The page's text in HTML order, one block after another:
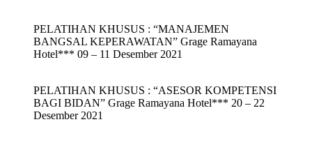
PELATIHAN KHUSUS : “MANAJEMEN
BANGSAL KEPERAWATAN” Grage Ramayana
Hotel*** 09 – 11 Desember 2021
PELATIHAN KHUSUS : “ASESOR KOMPETENSI
BAGI BIDAN” Grage Ramayana Hotel*** 20 – 22
Desember 2021